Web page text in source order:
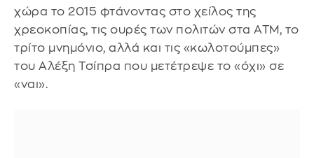
χώρα το 2015 φτάνοντας στο χείλος της
χρεοκοπίας, τις ουρές των πολιτών στα ΑΤΜ, το
τρίτο μνημόνιο, αλλά και τις «κωλοτούμπες»
του Αλέξη Τσίπρα που μετέτρεψε το «όχι» σε
«ναι».